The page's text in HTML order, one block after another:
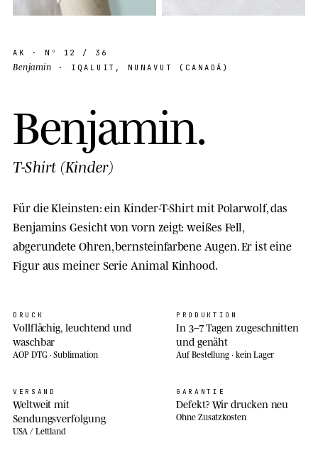
AK · Nº 12 / 36
Benjamin · IQALUIT, NUNAVUT (CANADÁ)
Benjamin.
T-Shirt (Kinder)
Für die Kleinsten: ein Kinder-T-Shirt mit Polarwolf, das
Benjamins Gesicht von vorn zeigt: weißes Fell,
abgerundete Ohren, bernsteinfarbene Augen. Er ist eine
Figur aus meiner Serie Animal Kinhood.
DRUCK
Vollflächig, leuchtend und
waschbar
AOP DTG · Sublimation
PRODUKTION
In 3–7 Tagen zugeschnitten
und genäht
Auf Bestellung · kein Lager
VERSAND
Weltweit mit
Sendungsverfolgung
USA / Lettland
GARANTIE
Defekt? Wir drucken neu
Ohne Zusatzkosten